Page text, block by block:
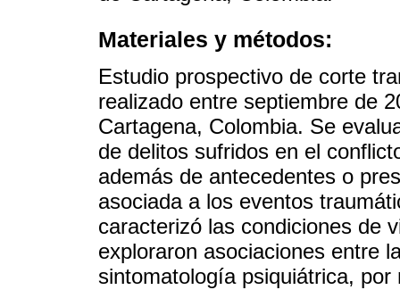
Materiales y métodos:
Estudio prospectivo de corte
realizado entre septiembre de
Cartagena, Colombia. Se
de delitos sufridos en el
además de antecedentes o
asociada a los eventos
caracterizó las condiciones de
exploraron asociaciones entre
sintomatología psiquiátrica,